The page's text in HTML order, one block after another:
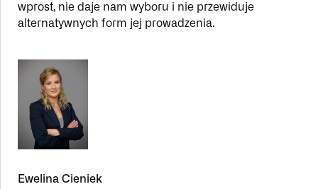
wprost, nie daje nam wyboru i nie przewiduje
alternatywnych form jej prowadzenia.
Ewelina Cieniek